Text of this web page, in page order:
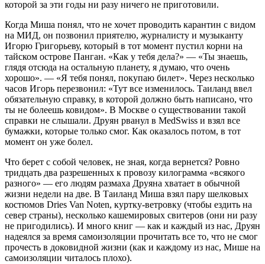
которой за эти годы ни разу ничего не приготовили.
Когда Миша понял, что не хочет проводить карантин с видом
на МИД, он позвонил приятелю, журналисту и музыканту
Игорю Григорьеву, который в тот момент пустил корни на
тайском острове Панган. «Как у тебя дела?» — «Ты знаешь,
глядя отсюда на остальную планету, я думаю, что очень
хорошо». — «Я тебя понял, покупаю билет». Через несколько
часов Игорь перезвонил: «Тут все изменилось. Таиланд ввел
обязательную справку, в которой должно быть написано, что
ты не болеешь ковидом». В Москве о существовании такой
справки не слышали. Друян рванул в MedSwiss и взял все
бумажки, которые только смог. Как оказалось потом, в тот
момент он уже болел.
Что берет с собой человек, не зная, когда вернется? Ровно
тридцать два разрешенных к провозу килограмма «всякого
разного» — его людям размаха Друяна хватает в обычной
жизни недели на две. В Таиланд Миша взял пару шелковых
костюмов Dries Van Noten, куртку-ветровку (чтобы ездить на
север страны), несколько кашемировых свитеров (они ни разу
не пригодились). И много книг — как и каждый из нас, Друян
надеялся за время самоизоляции прочитать все то, что не смог
прочесть в доковидной жизни (как и каждому из нас, Мише на
самоизоляции читалось плохо).